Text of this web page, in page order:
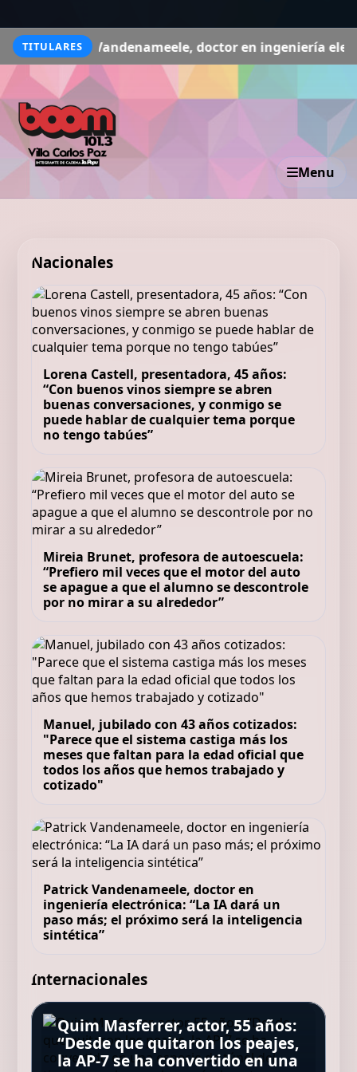
TITULARES doctor en ingeniería electrónica: “La IA
Menu
Nacionales
Lorena Castell, presentadora, 45 años:
“Con buenos vinos siempre se abren
buenas conversaciones, y conmigo se
puede hablar de cualquier tema porque
no tengo tabúes”
Mireia Brunet, profesora de autoescuela:
“Prefiero mil veces que el motor del auto
se apague a que el alumno se descontrole
por no mirar a su alrededor”
Manuel, jubilado con 43 años cotizados:
"Parece que el sistema castiga más los
meses que faltan para la edad oficial que
todos los años que hemos trabajado y
cotizado"
Patrick Vandenameele, doctor en
ingeniería electrónica: “La IA dará un
paso más; el próximo será la inteligencia
sintética”
Internacionales
Mario Picazo, meteorólogo:
“Con olas de calor cada vez
María José Salgado,
Quim Masferrer, actor, 55 años:
“Desde que quitaron los peajes,
la AP-7 se ha convertido en una
Confirman las muertes de los